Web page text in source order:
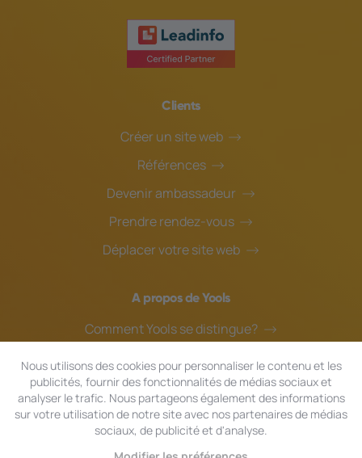
Clients
Créer un site web
Références
Devenir ambassadeur
Prendre rendez-vous
Déplacer votre site web
A propos de Yools
Comment Yools se distingue?
Blog
Assistance en ligne
Nous utilisons des cookies pour personnaliser le contenu et les
publicités, fournir des fonctionnalités de médias sociaux et
analyser le trafic. Nous partageons également des informations
sur votre utilisation de notre site avec nos partenaires de médias
sociaux, de publicité et d'analyse.